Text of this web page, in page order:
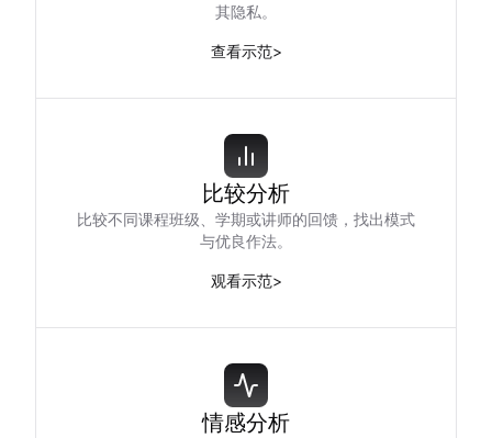
其隐私。
查看示范>
比较分析
比较不同课程班级、学期或讲师的回馈，找出模式
与优良作法。
观看示范>
情感分析